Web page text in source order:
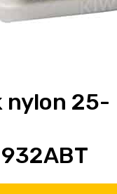
nylon 25-